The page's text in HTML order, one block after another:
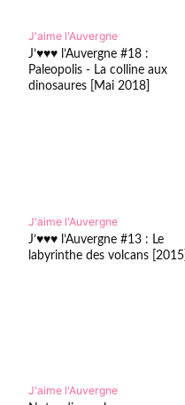
J'aime l'Auvergne
J’♥♥♥ l’Auvergne #18 :
Paleopolis - La colline aux
dinosaures [Mai 2018]
J'aime l'Auvergne
J’♥♥♥ l’Auvergne #13 : Le
labyrinthe des volcans [2015]
J'aime l'Auvergne